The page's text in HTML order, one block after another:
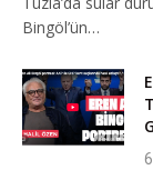
Bingöl’ün…